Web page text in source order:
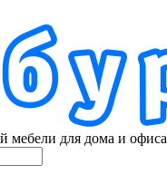
мебели для дома и офиса